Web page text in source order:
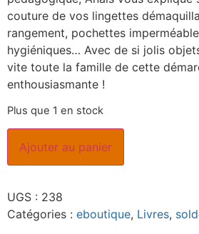
couture de vos lingettes
rangement, pochettes
hygiéniques… Avec de si jolis
vite toute la famille de cette
enthousiasmante !
Plus que 1 en stock
Ajouter au panier
UGS : 238
Catégories : eboutique, Livres,